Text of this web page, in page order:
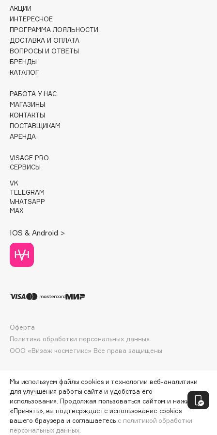
Collagenina
Consly
Corimo
CosRX
Cottolina
Crescina
D
d'Alba
DABO
DARLING*
Darphin
Davines
Dessange
Dior
Divage
Dolomit
Dr. Vranjes Firenze
DSD de Luxe
Dyson
ДОБАВИТЬ В КОРЗИНУ
АКЦИИ
ИНТЕРЕСНОЕ
ПРОГРАММА ЛОЯЛЬНОСТИ
ДОСТАВКА И ОПЛАТА
ВОПРОСЫ И ОТВЕТЫ
БРЕНДЫ
КАТАЛОГ
РАБОТА У НАС
МАГАЗИНЫ
КОНТАКТЫ
ПОСТАВЩИКАМ
АРЕНДА
VISAGE PRO
СЕРВИСЫ
VK
TELEGRAM
WHATSAPP
MAX
IOS & Android >
ООО «Визаж косметикс» Все права защищены
Оферта
Политика обработки персональных данных
Мы используем файлы cookies и технологии веб-аналитики
для улучшения работы сайта и удобства его
использования. Продолжая пользоваться сайтом и нажимая
«Принять», вы подтверждаете использование cookies
вашего браузера и соглашаетесь с политикой обработки
персональных данных.